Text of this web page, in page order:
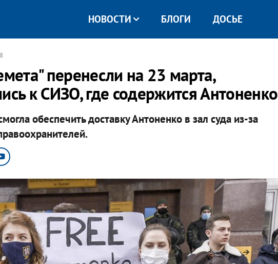
НОВОСТИ БЛОГИ ДОСЬЕ
перенесли на 23 марта,
к СИЗО, где содержится Антоненко
обеспечить доставку Антоненко в зал суда из-за